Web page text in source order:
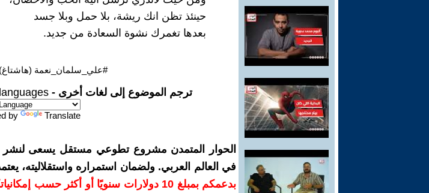
حينئذ تظن انك ريشة، بلا حمل وبلا جسد
بعدها تغمرك نشوة السعادة من جديد.
#علي_سلمان_نعمة (هاشتاغ)
ترجم الموضوع إلى لغات أخرى -
by Translate
الحوار المتمدن مشروع تطوعي مستقل يسعى لنشر قيم
في العالم العربي. ولضمان استمراره واستقلاليته،
بدعمكم بمبلغ 10 دولارات سنويًا أو أكثر